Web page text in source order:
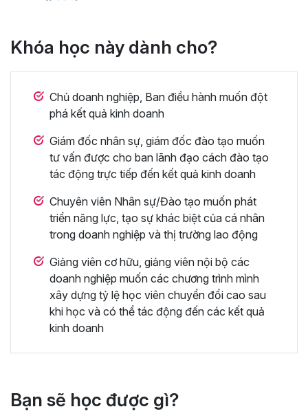
Khóa học này dành cho?
Chủ doanh nghiệp, Ban điều hành muốn đột
phá kết quả kinh doanh
Giám đốc nhân sự, giám đốc đào tạo muốn
tư vấn được cho ban lãnh đạo cách đào tạo
tác động trực tiếp đến kết quả kinh doanh
Chuyên viên Nhân sự/Đào tạo muốn phát
triển năng lực, tạo sự khác biệt của cá nhân
trong doanh nghiệp và thị trường lao động
Giảng viên cơ hữu, giảng viên nội bộ các
doanh nghiệp muốn các chương trình mình
xây dựng tỷ lệ học viên chuyển đổi cao sau
khi học và có thể tác động đến các kết quả
kinh doanh
Bạn sẽ học được gì?